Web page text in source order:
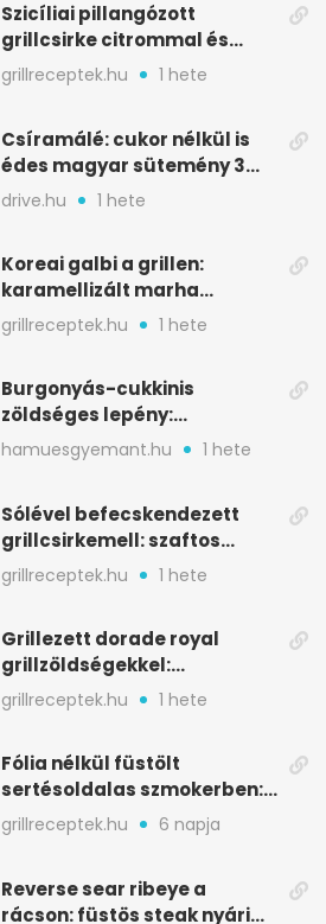
Szicíliai pillangózott
grillcsirke citrommal és
oregánóval
grillreceptek.hu 1 hete
Csíramálé: cukor nélkül is
édes magyar sütemény 3
alapanyagból
drive.hu 1 hete
Koreai galbi a grillen:
karamellizált marha
rövidborda gyorsan
grillreceptek.hu 1 hete
Burgonyás-cukkinis
zöldséges lepény:
aranybarna, szaftos, hús
nélkül is
hamuesgyemant.hu 1 hete
Sólével befecskendezett
grillcsirkemell: szaftos
marad, nem szárad ki
grillreceptek.hu 1 hete
Grillezett dorade royal
grillzöldségekkel:
mediterrán ízek a rostélyról
grillreceptek.hu 1 hete
Fólia nélkül füstölt
sertésoldalas szmokerben:
ropogós bark, 6 óra
grillreceptek.hu 6 napja
Reverse sear ribeye a
rácson: füstös steak nyári